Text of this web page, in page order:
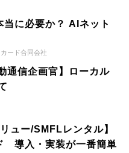
に必要か？ AIネット
ード合同会社
通信企画官】ローカル
ュー/SMFLレンタル】
導入・実装が一番簡単